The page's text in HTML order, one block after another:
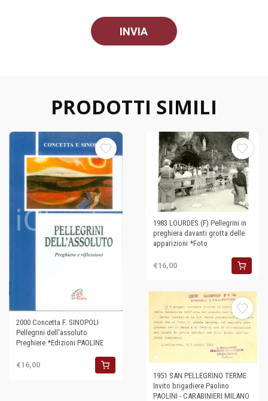
PRODOTTI SIMILI
2000 Concetta F. SINOPOLI
Pellegrini dell'assoluto
Preghiere *Edizioni PAOLINE
€16,00
1983 LOURDES (F) Pellegrini in
preghiera davanti grotta delle
apparizioni *Foto
€16,00
1951 SAN PELLEGRINO TERME
Invito brigadiere Paolino
PAOLINI - CARABINIERI MILANO